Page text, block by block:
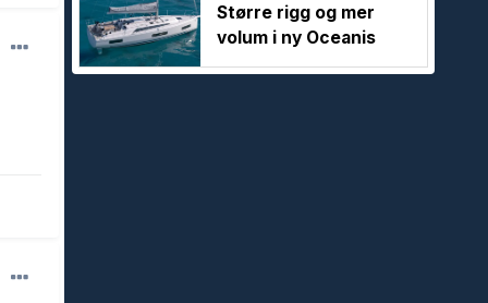
Større rigg og mer
volum i ny Oceanis